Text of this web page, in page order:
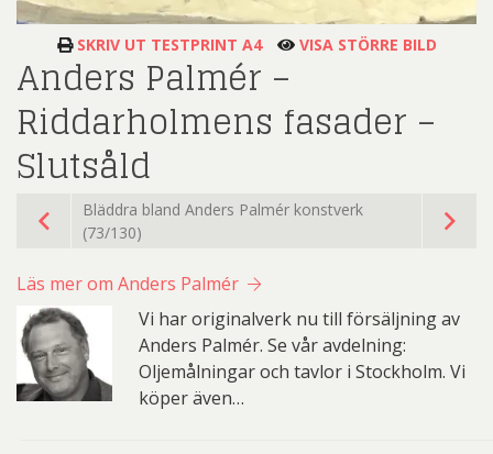
SKRIV UT TESTPRINT A4 VISA STÖRRE BILD
Anders Palmér –
Riddarholmens fasader –
Slutsåld
Bläddra bland Anders Palmér konstverk
(73/130)
Läs mer om Anders Palmér
Vi har originalverk nu till försäljning av
Anders Palmér. Se vår avdelning:
Oljemålningar och tavlor i Stockholm. Vi
köper även…